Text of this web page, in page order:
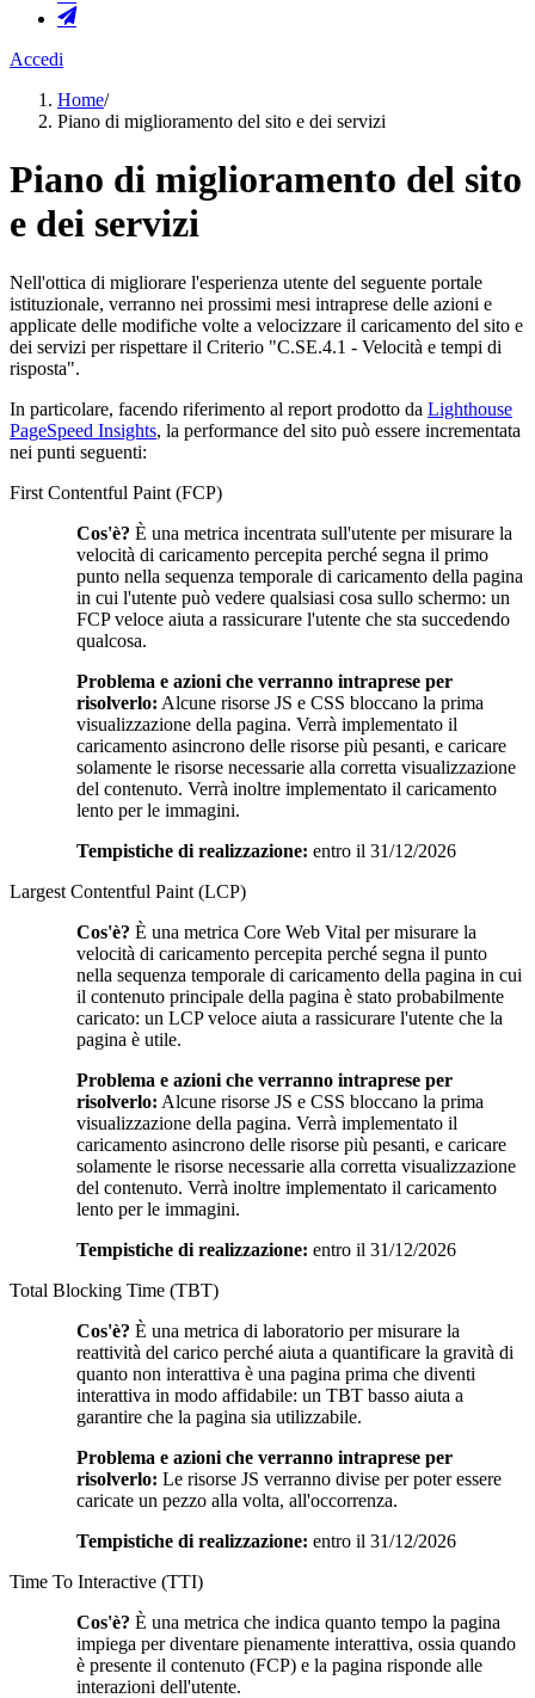
Accedi
Home/
Piano di miglioramento del sito e dei servizi
Piano di miglioramento del sito
e dei servizi
Nell'ottica di migliorare l'esperienza utente del seguente portale
istituzionale, verranno nei prossimi mesi intraprese delle azioni e
applicate delle modifiche volte a velocizzare il caricamento del sito e
dei servizi per rispettare il Criterio "C.SE.4.1 - Velocità e tempi di
risposta".
In particolare, facendo riferimento al report prodotto da Lighthouse
PageSpeed Insights, la performance del sito può essere incrementata
nei punti seguenti:
First Contentful Paint (FCP)
Cos'è? È una metrica incentrata sull'utente per misurare la
velocità di caricamento percepita perché segna il primo
punto nella sequenza temporale di caricamento della pagina
in cui l'utente può vedere qualsiasi cosa sullo schermo: un
FCP veloce aiuta a rassicurare l'utente che sta succedendo
qualcosa.
Problema e azioni che verranno intraprese per
risolverlo: Alcune risorse JS e CSS bloccano la prima
visualizzazione della pagina. Verrà implementato il
caricamento asincrono delle risorse più pesanti, e caricare
solamente le risorse necessarie alla corretta visualizzazione
del contenuto. Verrà inoltre implementato il caricamento
lento per le immagini.
Tempistiche di realizzazione: entro il 31/12/2026
Largest Contentful Paint (LCP)
Cos'è? È una metrica Core Web Vital per misurare la
velocità di caricamento percepita perché segna il punto
nella sequenza temporale di caricamento della pagina in cui
il contenuto principale della pagina è stato probabilmente
caricato: un LCP veloce aiuta a rassicurare l'utente che la
pagina è utile.
Problema e azioni che verranno intraprese per
risolverlo: Alcune risorse JS e CSS bloccano la prima
visualizzazione della pagina. Verrà implementato il
caricamento asincrono delle risorse più pesanti, e caricare
solamente le risorse necessarie alla corretta visualizzazione
del contenuto. Verrà inoltre implementato il caricamento
lento per le immagini.
Tempistiche di realizzazione: entro il 31/12/2026
Total Blocking Time (TBT)
Cos'è? È una metrica di laboratorio per misurare la
reattività del carico perché aiuta a quantificare la gravità di
quanto non interattiva è una pagina prima che diventi
interattiva in modo affidabile: un TBT basso aiuta a
garantire che la pagina sia utilizzabile.
Problema e azioni che verranno intraprese per
risolverlo: Le risorse JS verranno divise per poter essere
caricate un pezzo alla volta, all'occorrenza.
Tempistiche di realizzazione: entro il 31/12/2026
Time To Interactive (TTI)
Cos'è? È una metrica che indica quanto tempo la pagina
impiega per diventare pienamente interattiva, ossia quando
è presente il contenuto (FCP) e la pagina risponde alle
interazioni dell'utente.